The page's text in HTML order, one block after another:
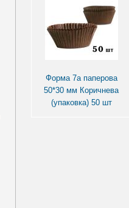
Форма 7а паперова
50*30 мм Коричнева
(упаковка) 50 шт